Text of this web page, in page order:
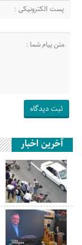
آخرین اخبار